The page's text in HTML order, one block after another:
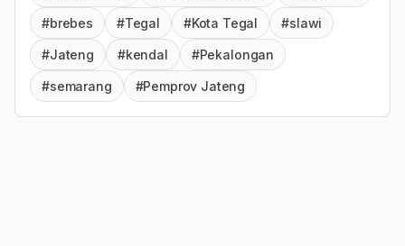
#brebes #Tegal #Kota Tegal #slawi
#Jateng #kendal #Pekalongan
#semarang #Pemprov Jateng